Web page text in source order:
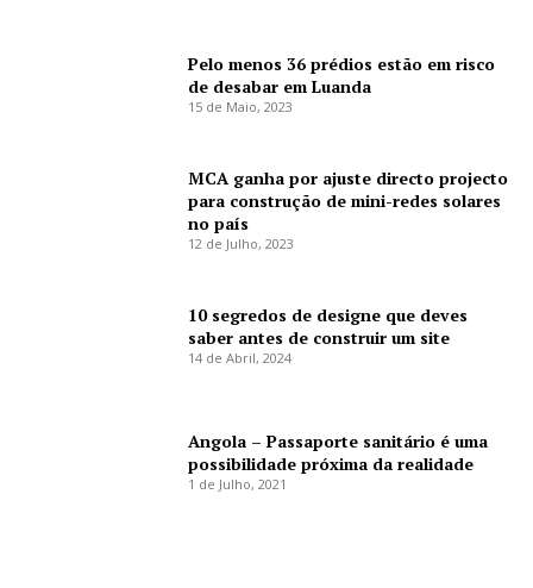
Pelo menos 36 prédios estão em risco
de desabar em Luanda
15 de Maio, 2023
MCA ganha por ajuste directo projecto
para construção de mini-redes solares
no país
12 de Julho, 2023
10 segredos de designe que deves
saber antes de construir um site
14 de Abril, 2024
Angola – Passaporte sanitário é uma
possibilidade próxima da realidade
1 de Julho, 2021